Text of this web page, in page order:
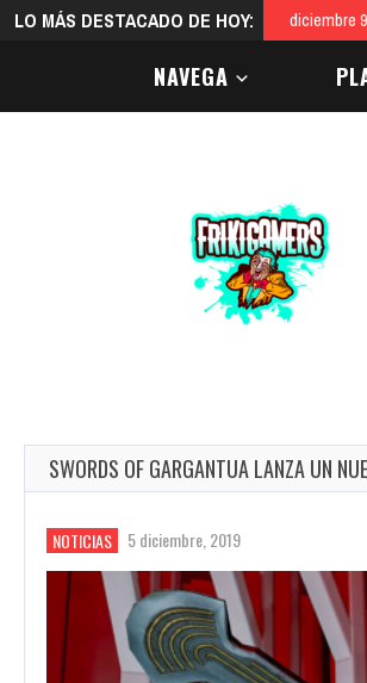
LO MÁS DESTACADO DE HOY: diciembre
NAVEGA
SWORDS OF GARGANTUA LANZA UN
NOTICIAS 5 diciembre, 2019